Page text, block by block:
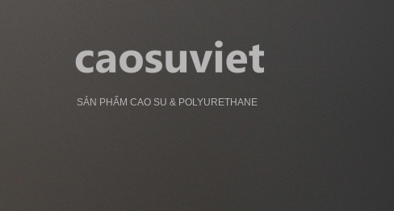
SẢN PHẨM CAO SU & POLYURETHANE